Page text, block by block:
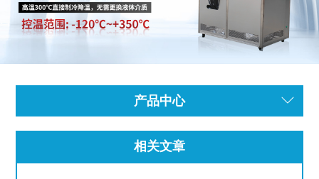
产品中心
相关文章